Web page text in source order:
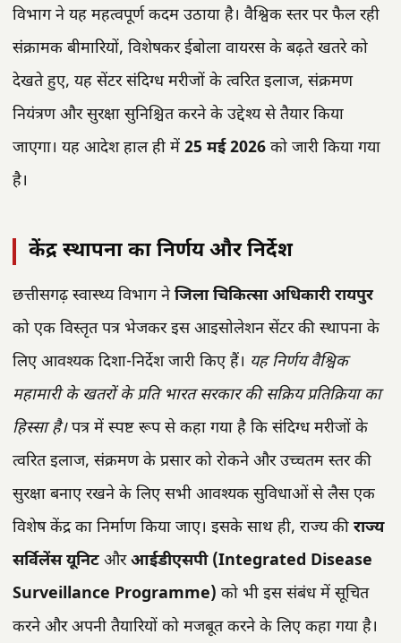
विभाग ने यह महत्वपूर्ण कदम उठाया है। वैश्विक स्तर पर फैल रही
संक्रामक बीमारियों, विशेषकर ईबोला वायरस के बढ़ते खतरे को
देखते हुए, यह सेंटर संदिग्ध मरीजों के त्वरित इलाज, संक्रमण
नियंत्रण और सुरक्षा सुनिश्चित करने के उद्देश्य से तैयार किया
जाएगा। यह आदेश हाल ही में 25 मई 2026 को जारी किया गया
है।
केंद्र स्थापना का निर्णय और निर्देश
छत्तीसगढ़ स्वास्थ्य विभाग नेजिला चिकित्सा अधिकारी रायपुर
को एक विस्तृत पत्र भेजकर इस आइसोलेशन सेंटर की स्थापना के
लिए आवश्यक दिशा-निर्देश जारी किए हैं। यह निर्णय वैश्विक
महामारी के खतरों के प्रति भारत सरकार की सक्रिय प्रतिक्रिया का
हिस्सा है।पत्र में स्पष्ट रूप से कहा गया है कि संदिग्ध मरीजों के
त्वरित इलाज, संक्रमण के प्रसार को रोकने और उच्चतम स्तर की
सुरक्षा बनाए रखने के लिए सभी आवश्यक सुविधाओं से लैस एक
विशेष केंद्र का निर्माण किया जाए। इसके साथ ही, राज्य की राज्य
सर्विलेंस यूनिट औरआईडीएसपी (Integrated Disease
Surveillance Programme) को भी इस संबंध में सूचित
करने और अपनी तैयारियों को मजबूत करने के लिए कहा गया है।